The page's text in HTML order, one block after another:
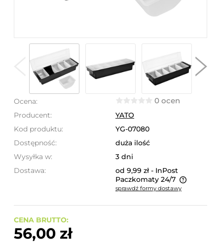
Ocena: 0 ocen
Producent:
YATO
Kod produktu:
YG-07080
Dostępność:
duża ilość
Wysyłka w:
3 dni
Dostawa:
od 9,99 zł - InPost
Paczkomaty 24/7
Cena nie zawiera ewentualnych kosztów płatności
sprawdź formy dostawy
CENA BRUTTO:
56,00 zł